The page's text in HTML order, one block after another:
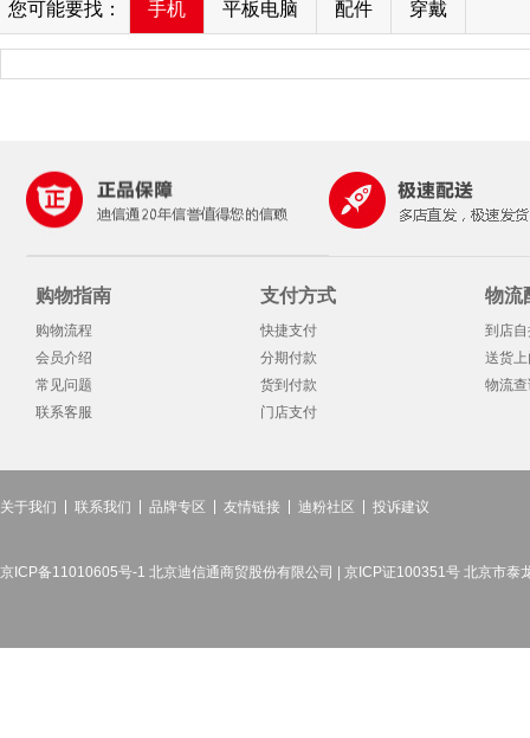
您可能要找： 手机 平板电脑 配件 穿戴
购物指南
购物流程
会员介绍
常见问题
联系客服
支付方式
快捷支付
分期付款
货到付款
门店支付
物流
到店
送货
物流
关于我们 联系我们 品牌专区 友情链接 迪粉社区 投诉建议
京ICP备11010605号-1 北京迪信通商贸股份有限公司 | 京ICP证100351号 北京市泰